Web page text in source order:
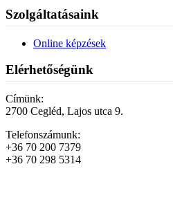
Szolgáltatásaink
Online képzések
Elérhetőségünk
Címünk:
2700 Cegléd, Lajos utca 9.
Telefonszámunk:
+36 70 200 7379
+36 70 298 5314